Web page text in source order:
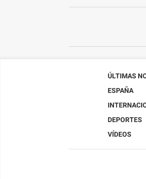
ÚLTIMAS
ESPAÑA
DEPORTES
VÍDEOS